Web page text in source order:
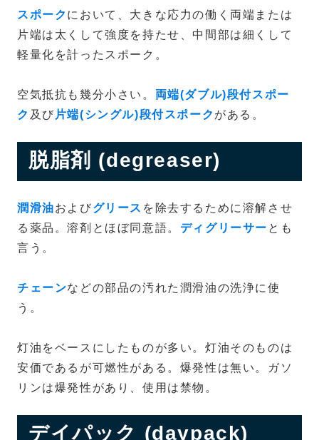
スポーク において、大きな応力の働く両端または
片端は太くして強度を持たせ、中間部は細くして
軽量化を計ったスポーク。
空気抵抗も幾分小さい。 両端(ダブル)段付スポー
ク 及び 片端(シングル)段付スポーク がある。
脱脂剤 (degreaser)
潤滑油およびグリース を除去するために溶解させ
る薬品。溶剤とほぼ同意語。 ディグリーサー とも
言う。
チェーンなどの部品の汚れた潤滑油の洗浄に使
う。
灯油をベースにしたものが多い。灯油そのものは
安価であるが可燃性がある。爆発性は無い。ガソ
リンは爆発性があり、使用は禁物。
デイパック (daypack)